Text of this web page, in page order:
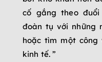
cố gắng theo
đoàn tụ với những
hoặc tìm một công
kinh tế. ”